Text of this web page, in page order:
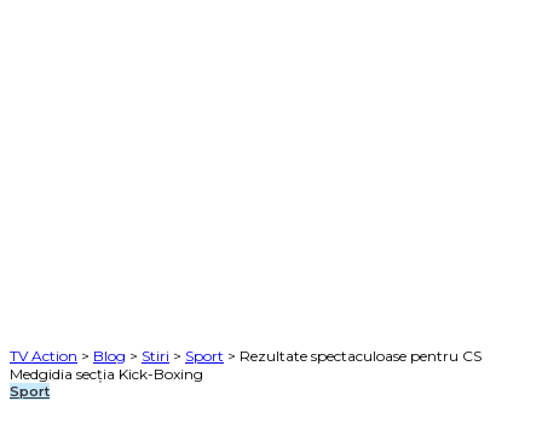
TV Action > Blog > Stiri > Sport > Rezultate spectaculoase pentru CS
Medgidia secția Kick-Boxing
Sport